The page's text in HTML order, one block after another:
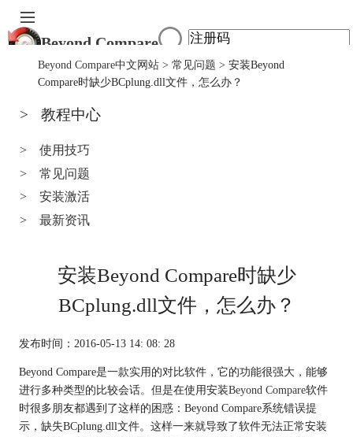
Beyond Compare
首页
服务中心
Beyond Compare中文网站> 常见问题 > 安装Beyond
Compare时缺少BCplung.dll文件，怎么办？
> 教程中心
>
使用技巧
>
常见问题
>
安装激活
>
最新资讯
安装Beyond Compare时缺少
BCplung.dll文件，怎么办？
发布时间：2016-05-13 14: 08: 28
Beyond Compare是一款实用的对比软件，它的功能很强大，能够
进行多种类型的比较会话。但是在使用安装Beyond Compare软件
时很多朋友都遇到了这样的困惑：Beyond Compare系统错误提
示，缺失BCplung.dll文件。这样一来就导致了软件无法正常安装